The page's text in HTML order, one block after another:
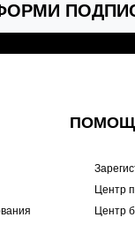
Центр
Центр